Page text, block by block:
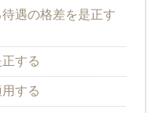
遇の格差を是正す
する
する